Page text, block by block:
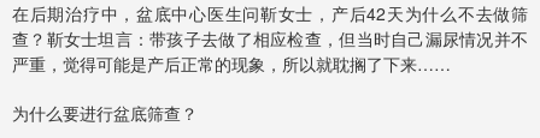
在后期治疗中，盆底中心医生问靳女士，产后42天为什么不去做筛
查？靳女士坦言：带孩子去做了相应检查，但当时自己漏尿情况并不
严重，觉得可能是产后正常的现象，所以就耽搁了下来……
为什么要进行盆底筛查？